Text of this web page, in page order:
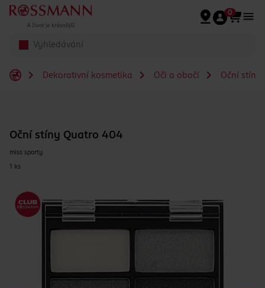
Přeskočit na hlavmní obsah
0
Dekorativní kosmetika Oči a obočí Oční stíny
Oční stíny Quatro 404
miss sporty
1 ks